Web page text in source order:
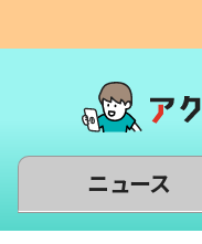
ニュース